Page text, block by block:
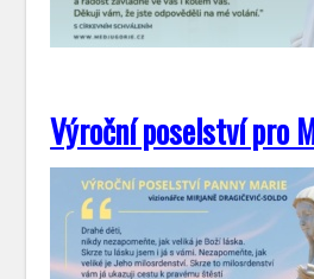
Výroční poselství pro